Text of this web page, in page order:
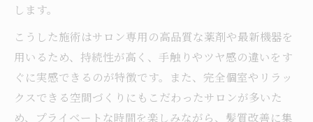
自宅ケアと美容室施術の違いを徹底解明
美容室と自宅ケアの髪質改善効果を徹底比
較
美容室施術がもたらす仕上がりの違いを解
します。
こうした施術はサロン専用の高品質な薬剤や最新機器を
用いるため、持続性が高く、手触りやツヤ感の違いをす
ぐに実感できるのが特徴です。また、完全個室やリラッ
クスできる空間づくりにもこだわったサロンが多いた
め、プライベートな時間を楽しみながら、髪質改善に集